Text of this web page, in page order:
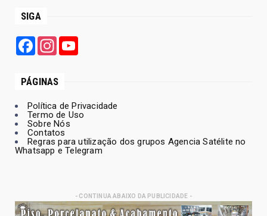
SIGA
FacebookInstagram
PÁGINAS
Política de Privacidade
Termo de Uso
Sobre Nós
Contatos
Regras para utilização dos grupos Agencia Satélite no
Whatsapp e Telegram
- CONTINUA ABAIXO DA PUBLICIDADE -